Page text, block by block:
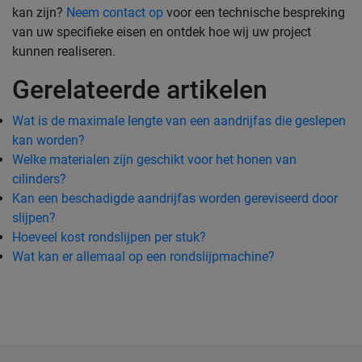
kan zijn? Neem contact op voor een technische bespreking
van uw specifieke eisen en ontdek hoe wij uw project
kunnen realiseren.
Gerelateerde artikelen
Wat is de maximale lengte van een aandrijfas die geslepen
kan worden?
Welke materialen zijn geschikt voor het honen van
cilinders?
Kan een beschadigde aandrijfas worden gereviseerd door
slijpen?
Hoeveel kost rondslijpen per stuk?
Wat kan er allemaal op een rondslijpmachine?